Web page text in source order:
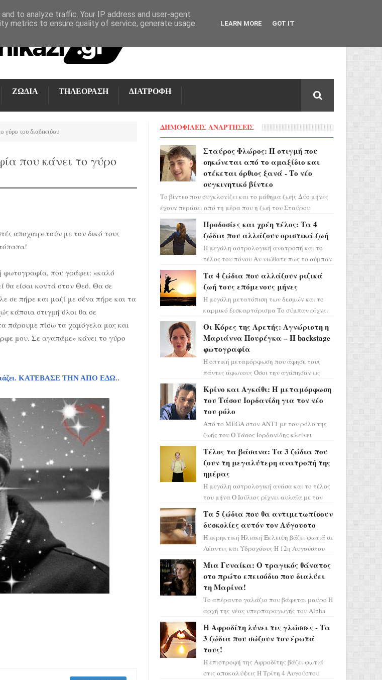
ΖΩΔΙΑ ΤΗΛΕΟΡΑΣΗ ΔΙΑΤΡΟΦΗ
του διαδικτύου
που κάνει το γύρο
αποχαιρετούν με τον δικό τους
φωτογραφία, που γράφει: «καλό
θα είσαι κοντά στον Θεό. Θα σε
σε πήρε και μαζί με σένα πήρε και τα
κάποια στιγμή όλοι θα σε
πάρουμε πίσω τα χαμόγελα μας και
μου. Σε αγαπάμε» κάνει το γύρο
ΚΑΤΕΒΑΣΕ ΤΗΝ ΑΠΟ ΕΔΩ..
ΔΗΜΟΦΙΛΕΙΣ ΑΝΑΡΤΗΣΕΙΣ
Σταύρος Φλώρος: Η στιγμή που
σηκώνεται από το αμαξίδιο και
στέκεται όρθιος ξανά - Το νέο
συγκινητικό βίντεο
Το βίντεο που συγκλονίζει και το μάθημα ζωής Δύο μήνες
έχουν περάσει από τη μέρα που η ζωή του Σταύρου
Φλώρου άλλαξε για πάντα. Ο πρώην...
Προδοσίες και χρέη τέλος: Τα 4
ζώδια που αλλάζουν οριστικά ζωή
Η μεγάλη αστρολογική ανατροπή και το
τέλος του πόνου Αν νιώθατε πως το σύμπαν
πάρετε μια βαθιά α...
Τα 4 ζώδια που αλλάζουν ριζικά
ζωή τους επόμενους μήνες
Η μεγάλη μετατόπιση των δεσμών και το
καρμικό ξεσκαρτάρισμα Το σύμπαν ρίχνει
προειδοποιεί: οι σελην...
Οι Κόρες της Αρετής: Αγνώριστη η
Μαριάννα Πουρέγκα – H backstage
φωτογραφία
Η οπτική μεταμόρφωση που άφησε τους
πάντες άφωνους Όσοι την αγάπησαν ως
πρέπει τώρα να προετοιμαστο...
Κρίνο και Αγκάθι: Η μεταμόρφωση
του Τάσου Ιορδανίδη για τον νέο
του ρόλο
Από το MEGA στον ΑΝΤ1 με τον ρόλο της
ζωής του Ο Τάσος Ιορδανίδης κλείνει
επιτυχίας «Μια Νύχτα Μόνο» ...
Τέλος τα βάσανα: Τα 3 ζώδια που
ζουν τη μεγαλύτερη ανατροπή της
ημέρας
Η μεγάλη αστρολογική ανάσα και το τέλος
του μήνα Ο Ιούλιος ρίχνει αυλαία με τον
περνάει στο ζώδιο τω...
Τα 5 ζώδια που θα αντιμετωπίσουν
δυσκολίες αυτόν τον Αύγουστο
Η εκρηκτική Ηλιακή Έκλειψη βάζει φωτιά σε
Λέοντες και Υδροχόους Η 12η Αυγούστου
χάους, καθώς η Ηλια...
Μια Γυναίκα: Ο τραγικός θάνατος
στο πρώτο επεισόδιο που διαλύει
τη Μαρίνα!
Το απέραντο γαλάζιο που βάφεται μαύρο Η
αρχή της νέας υπερπαραγωγής του Alpha
πλημμυρισμένο από...
Η Αφροδίτη λύνει τις γλώσσες - Τα
3 ζώδια που σώζουν τον έρωτά
τους!
Η επιστροφή της Αφροδίτης βάζει φωτιά
στις αποκαλύψεις Η Τρίτη 4 Αυγούστου
to analyze traffic. Your IP address and user-agent
metrics to ensure quality of service, generate usage
LEARN MORE GOT IT